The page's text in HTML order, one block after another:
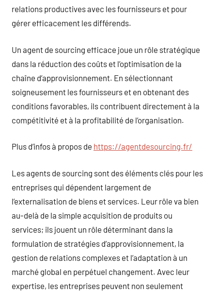
relations productives avec les fournisseurs et pour
gérer efficacement les différends.
Un agent de sourcing efficace joue un rôle stratégique
dans la réduction des coûts et l’optimisation de la
chaîne d’approvisionnement. En sélectionnant
soigneusement les fournisseurs et en obtenant des
conditions favorables, ils contribuent directement à la
compétitivité et à la profitabilité de l’organisation.
Plus d’infos à propos de https://agentdesourcing.fr/
Les agents de sourcing sont des éléments clés pour les
entreprises qui dépendent largement de
l’externalisation de biens et services. Leur rôle va bien
au-delà de la simple acquisition de produits ou
services; ils jouent un rôle déterminant dans la
formulation de stratégies d’approvisionnement, la
gestion de relations complexes et l’adaptation à un
marché global en perpétuel changement. Avec leur
expertise, les entreprises peuvent non seulement